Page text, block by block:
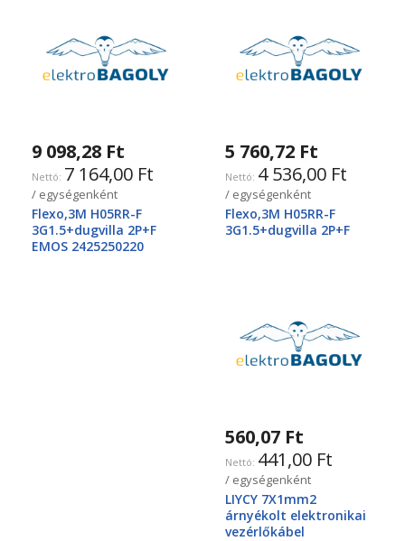
9 098,28 Ft
7 164,00 Ft
/ egységenként
Flexo,3M H05RR-F
3G1.5+dugvilla 2P+F
EMOS 2425250220
5 760,72 Ft
4 536,00 Ft
/ egységenként
Flexo,3M H05RR-F
3G1.5+dugvilla 2P+F
560,07 Ft
441,00 Ft
/ egységenként
LIYCY 7X1mm2
árnyékolt elektronikai
vezérlőkábel